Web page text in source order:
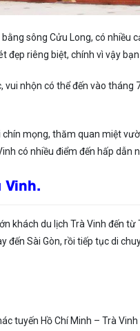
sông Cửu Long, có nhiều
đẹp riêng biệt, chính vì vậy
nhộn có thể đến vào
mọng, thăm quan miệt
có nhiều điểm đến hấp dẫn
Vinh.
khách du lịch Trà Vinh đến
đến Sài Gòn, rồi tiếp tục di
tuyến Hồ Chí Minh – Trà